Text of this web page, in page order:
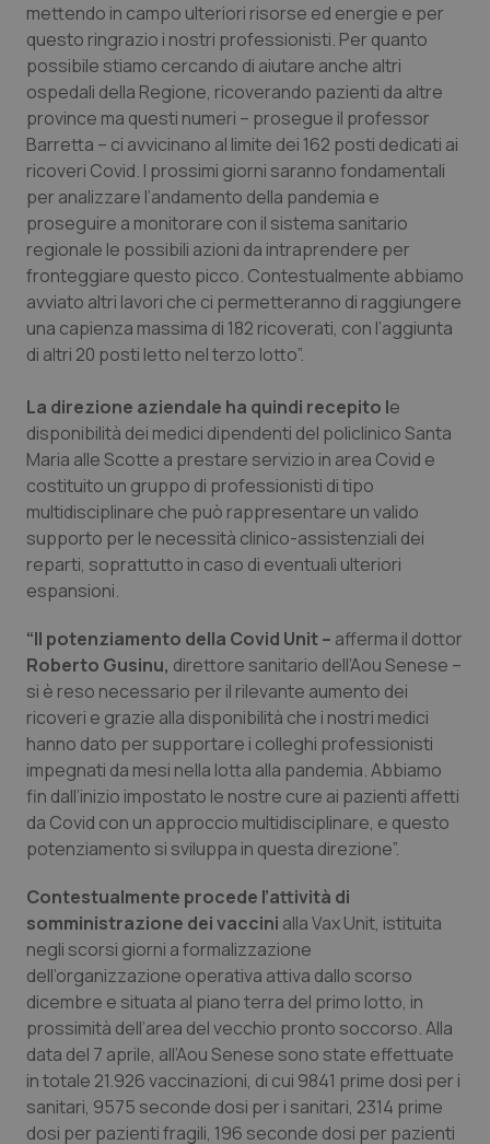
Lombardia
Marche
Molise
Piemonte
Provincia Autonoma di Bolzano
Provincia Autonoma di Trento
Puglia
Sardegna
Sicilia
Toscana
Umbria
Valle D’Aosta
Veneto
Dolore
Donna & Salute
Epatiti
HIV
Infezioni & Febbre
Ipertensione & Scompenso
Malattie rare
Malattia di Crohn & Rettocolite Ulcerosa
Neuroscienze & patologie neurodegenerative
Obesità
Oftalmologia
Oncodermatologia
Oncoematologia
Oncologia & Nutrizione
Psoriasi & pelle
Quotidiano Cardiologia
Quotidiano Chirurgia
Quotidiano Oncologia
Quotidiano Pediatria
Rene & patologie urogenitali
mettendo in campo ulteriori risorse ed energie e per
questo ringrazio i nostri professionisti. Per quanto
possibile stiamo cercando di aiutare anche altri
ospedali della Regione, ricoverando pazienti da altre
province ma questi numeri – prosegue il professor
Barretta – ci avvicinano al limite dei 162 posti dedicati ai
ricoveri Covid. I prossimi giorni saranno fondamentali
per analizzare l’andamento della pandemia e
proseguire a monitorare con il sistema sanitario
regionale le possibili azioni da intraprendere per
fronteggiare questo picco. Contestualmente abbiamo
avviato altri lavori che ci permetteranno di raggiungere
una capienza massima di 182 ricoverati, con l’aggiunta
di altri 20 posti letto nel terzo lotto”.
La direzione aziendale ha quindi recepito le
disponibilità dei medici dipendenti del policlinico Santa
Maria alle Scotte a prestare servizio in area Covid e
costituito un gruppo di professionisti di tipo
multidisciplinare che può rappresentare un valido
supporto per le necessità clinico-assistenziali dei
reparti, soprattutto in caso di eventuali ulteriori
espansioni.
“Il potenziamento della Covid Unit – afferma il dottor
Roberto Gusinu, direttore sanitario dell’Aou Senese –
si è reso necessario per il rilevante aumento dei
ricoveri e grazie alla disponibilità che i nostri medici
hanno dato per supportare i colleghi professionisti
impegnati da mesi nella lotta alla pandemia. Abbiamo
fin dall’inizio impostato le nostre cure ai pazienti affetti
da Covid con un approccio multidisciplinare, e questo
potenziamento si sviluppa in questa direzione”.
Contestualmente procede l’attività di
somministrazione dei vaccini alla Vax Unit, istituita
negli scorsi giorni a formalizzazione
dell’organizzazione operativa attiva dallo scorso
dicembre e situata al piano terra del primo lotto, in
prossimità dell’area del vecchio pronto soccorso. Alla
data del 7 aprile, all’Aou Senese sono state effettuate
in totale 21.926 vaccinazioni, di cui 9841 prime dosi per i
sanitari, 9575 seconde dosi per i sanitari, 2314 prime
dosi per pazienti fragili, 196 seconde dosi per pazienti